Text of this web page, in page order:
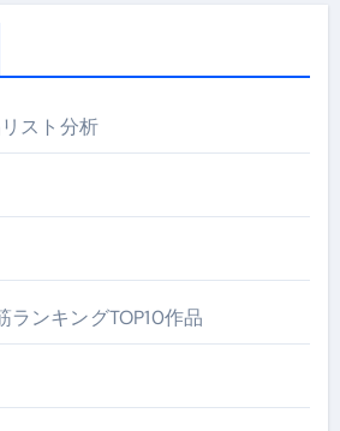
スト分析
ランキングTOP10作品